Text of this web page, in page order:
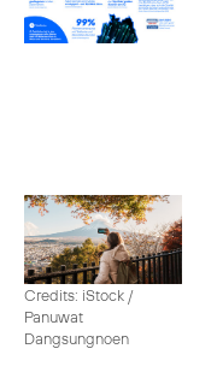
Credits: iStock /
Panuwat
Dangsungnoen